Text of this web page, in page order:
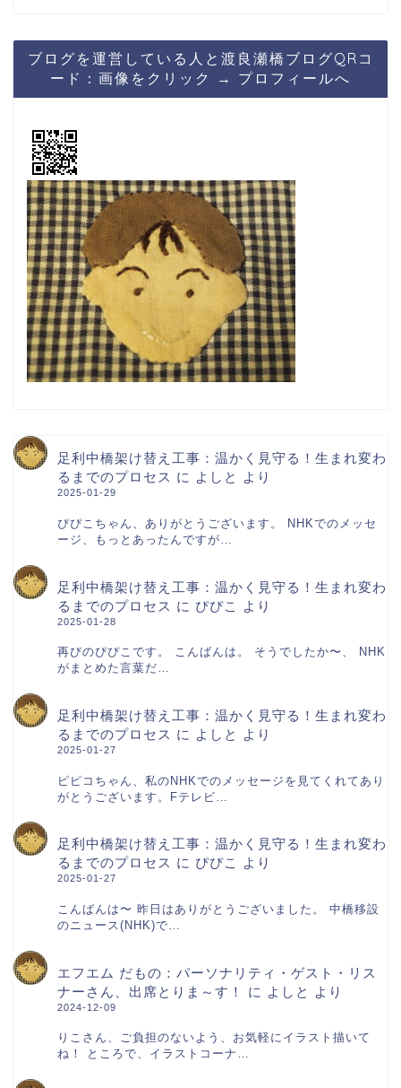
ブログを運営している人と渡良瀬橋ブログQRコ
ード：画像をクリック → プロフィールへ
足利中橋架け替え工事：温かく見守る！生まれ変わ
るまでのプロセス に よしと より
2025-01-29
ぴぴこちゃん、ありがとうございます。 NHKでのメッセ
ージ、もっとあったんですが…
足利中橋架け替え工事：温かく見守る！生まれ変わ
るまでのプロセス に ぴぴこ より
2025-01-28
再びのぴぴこです。 こんばんは。 そうでしたか〜、 NHK
がまとめた言葉だ…
足利中橋架け替え工事：温かく見守る！生まれ変わ
るまでのプロセス に よしと より
2025-01-27
ピピコちゃん、私のNHKでのメッセージを見てくれてあり
がとうございます。Fテレビ…
足利中橋架け替え工事：温かく見守る！生まれ変わ
るまでのプロセス に ぴぴこ より
2025-01-27
こんばんは〜 昨日はありがとうございました。 中橋移設
のニュース(NHK)で…
エフエム だもの：パーソナリティ・ゲスト・リス
ナーさん、出席とりま～す！
に よしと より
2024-12-09
りこさん、ご負担のないよう、お気軽にイラスト描いて
ね！ ところで、イラストコーナ…